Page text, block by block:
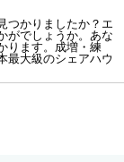
つかりましたか？エ
がでしょうか。あな
ります。成増・練
最大級のシェアハウ